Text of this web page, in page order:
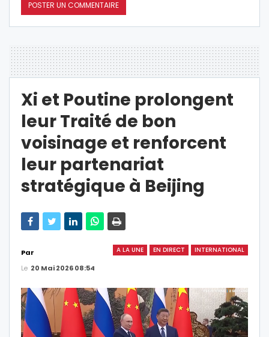
Xi et Poutine prolongent
leur Traité de bon
voisinage et renforcent
leur partenariat
stratégique à Beijing
A LA UNE EN DIRECT INTERNATIONAL
Par
Le 20 Mai 2026 08:54